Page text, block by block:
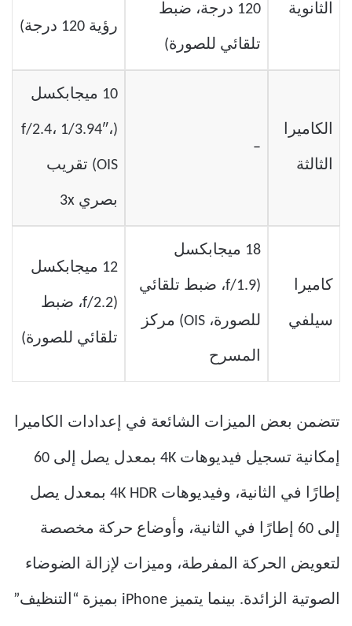
الثانوية 120 درجة، ضبط
تلقائي للصورة)
رؤية 120 درجة)
الكاميرا
الثالثة
–
10 ميجابكسل
(f/2.4، 1/3.94″،
OIS) تقريب
بصري 3x
كاميرا
سيلفي
18 ميجابكسل
(f/1.9، ضبط تلقائي
للصورة، OIS) مركز
المسرح
12 ميجابكسل
(f/2.2، ضبط
تلقائي للصورة)
تتضمن بعض الميزات الشائعة في إعدادات الكاميرا
إمكانية تسجيل فيديوهات 4K بمعدل يصل إلى 60
إطارًا في الثانية، وفيديوهات 4K HDR بمعدل يصل
إلى 60 إطارًا في الثانية، وأوضاع حركة مخصصة
لتعويض الحركة المفرطة، وميزات لإزالة الضوضاء
الصوتية الزائدة. بينما يتميز iPhone بميزة “التنظيف”